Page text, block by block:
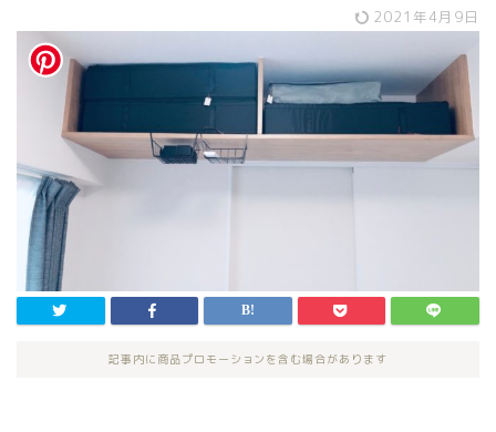
2021年4月9日
記事内に商品プロモーションを含む場合があります